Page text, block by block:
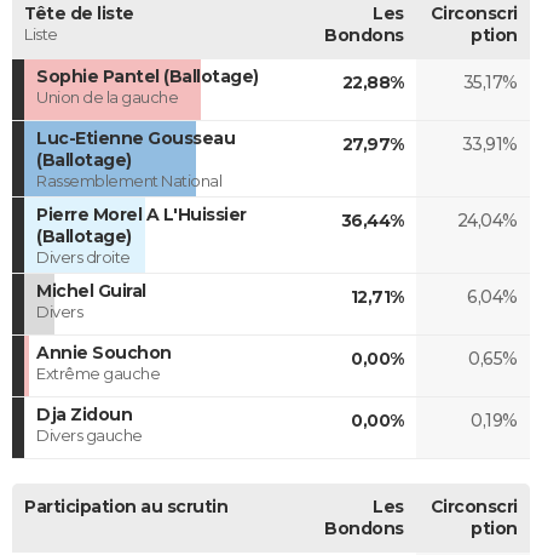
Tête de liste
Liste
Les
Bondons
Circonscri
ption
Sophie Pantel (Ballotage)
Union de la gauche
22,88% 35,17%
Luc-Etienne Gousseau
(Ballotage)
Rassemblement National
27,97% 33,91%
Pierre Morel A L'Huissier
(Ballotage)
Divers droite
36,44% 24,04%
Michel Guiral
Divers
12,71% 6,04%
Annie Souchon
Extrême gauche
0,00% 0,65%
Dja Zidoun
Divers gauche
0,00% 0,19%
Participation au scrutin
Les
Bondons
Circonscri
ption